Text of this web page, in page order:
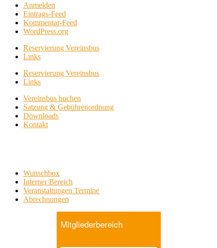
Anmelden
Eintrags-Feed
Kommentar-Feed
WordPress.org
Reservierung Vereinsbus
Links
Reservierung Vereinsbus
Links
Vereinsbus buchen
Satzung & Gebührenordnung
Downloads
Kontakt
Wunschbox
Interner Bereich
Veranstaltungen Termine
Abrechnungen